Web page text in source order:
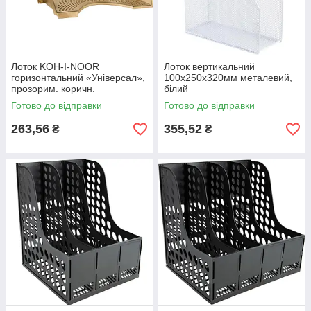
Лоток KOH-I-NOOR
горизонтальний «Універсал»,
прозорим. коричн.
Готово до відправки
263,56 ₴
Лоток вертикальний
100х250х320мм металевий,
білий
Готово до відправки
355,52 ₴